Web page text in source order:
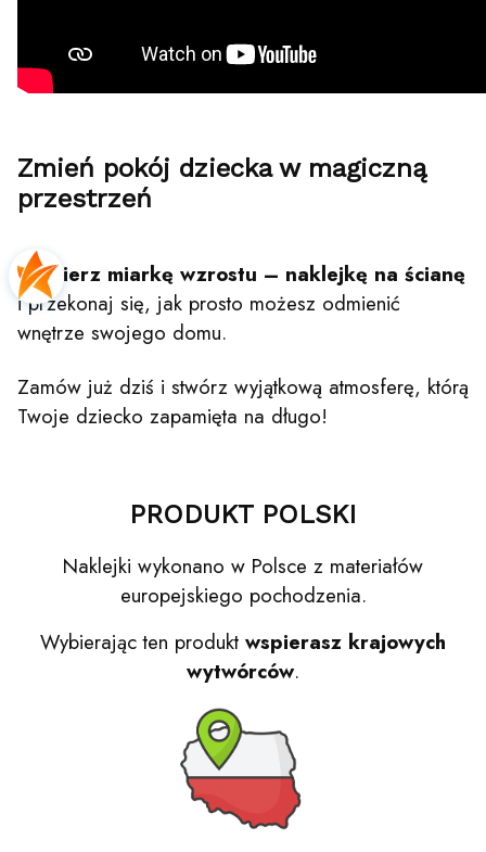
Zmień pokój dziecka w magiczną
przestrzeń
Wybierz miarkę wzrostu – naklejkę na ścianę
i przekonaj się, jak prosto możesz odmienić
wnętrze swojego domu.
Zamów już dziś i stwórz wyjątkową atmosferę, którą
Twoje dziecko zapamięta na długo!
PRODUKT POLSKI
Naklejki wykonano w Polsce z materiałów
europejskiego pochodzenia.
Wybierając ten produkt wspierasz krajowych
wytwórców.